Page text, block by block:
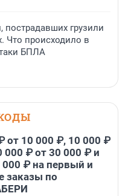
пострадавших грузили
Что происходило в
БПЛА
от 10 000 ₽, 10 000 ₽
000 ₽ от 30 000 ₽ и
₽ на первый и
заказы по